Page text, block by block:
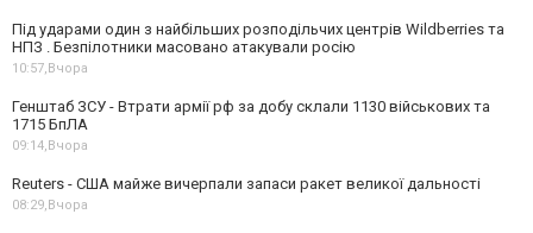
Під ударами один з найбільших розподільчих центрів Wildberries та
НПЗ . Безпілотники масовано атакували росію
10:57,Вчора
Генштаб ЗСУ - Втрати армії рф за добу склали 1130 військових та
1715 БпЛА
09:14,Вчора
Reuters - США майже вичерпали запаси ракет великої дальності
08:29,Вчора